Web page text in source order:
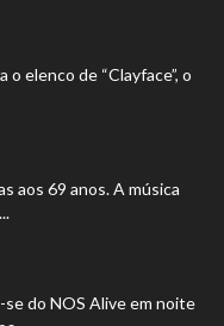
o elenco de “Clayface”, o
aos 69 anos. A música
se do NOS Alive em noite